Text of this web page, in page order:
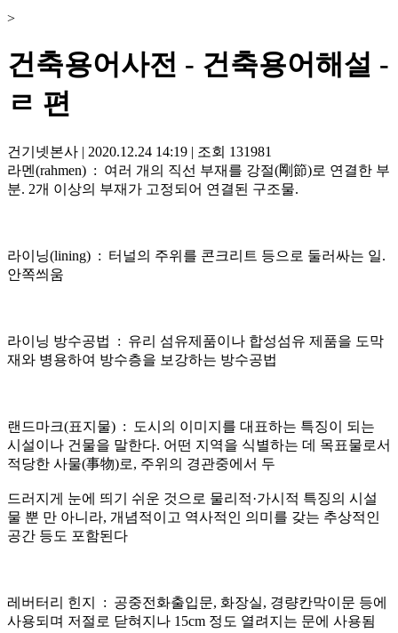
>
건축용어사전 - 건축용어해설 -
ㄹ 편
건기넷본사 | 2020.12.24 14:19 | 조회 131981
​라멘(rahmen) : 여러 개의 직선 부재를 강절(剛節)로 연결한 부
분. 2개 이상의 부재가 고정되어 연결된 구조물.
라이닝(lining) : ​터널의 주위를 콘크리트 등으로 둘러싸는 일.
안쪽씌움
라이닝 방수공법 : 유리 섬유제품이나 합성섬유 제품을 도막
재와 병용하여 방수층을 보강하는 방수공법
랜드마크(표지물) : 도시의 이미지를 대표하는 특징이 되는
시설이나 건물을 말한다. 어떤 지역을 식별하는 데 목표물로서
적당한 사물(事物)로, 주위의 경관중에서 두
드러지게 눈에 띄기 쉬운 것으로 물리적·가시적 특징의 시설
물 뿐 만 아니라, 개념적이고 역사적인 의미를 갖는 추상적인
공간 등도 포함된다
레버터리 힌지 : 공중전화출입문, 화장실, 경량칸막이문 등에
사용되며 저절로 닫혀지나 15cm 정도 열려지는 문에 사용됨